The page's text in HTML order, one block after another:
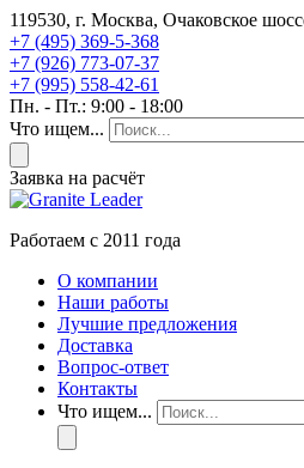
119530, г. Москва, Очаковское
+7 (495) 369-5-368
+7 (926) 773-07-37
+7 (995) 558-42-61
Пн. - Пт.: 9:00 - 18:00
Что ищем...
Заявка на расчёт
Работаем с 2011 года
О компании
Наши работы
Лучшие предложения
Доставка
Вопрос-ответ
Контакты
Что ищем...